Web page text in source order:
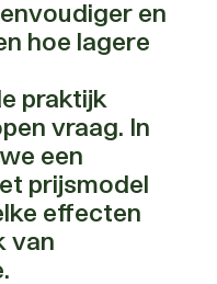
en
hoe lagere
praktijk
vraag. In
een
prijsmodel
effecten
van